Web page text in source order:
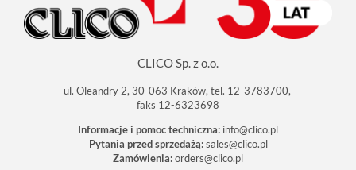
CLICO Sp. z o.o.
ul. Oleandry 2, 30-063 Kraków, tel. 12-3783700,
faks 12-6323698
Informacje i pomoc techniczna: info@clico.pl
Pytania przed sprzedażą: sales@clico.pl
Zamówienia:orders@clico.pl